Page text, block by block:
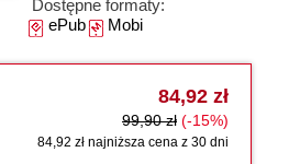
Dostępne formaty:
ePubMobi
84,92 zł
99,90 zł (-15%)
84,92 zł najniższa cena z 30 dni